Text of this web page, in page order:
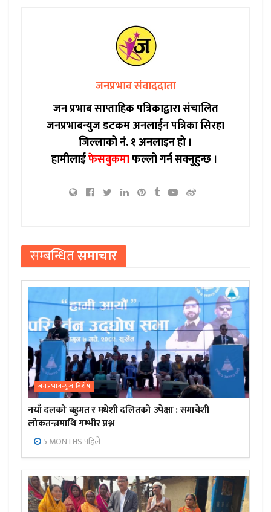
जनप्रभाव संवाददाता
जन प्रभाब साप्ताहिक पत्रिकाद्वारा संचालित
जनप्रभाबन्युज डटकम अनलाईन पत्रिका सिरहा
जिल्लाको नं. १ अनलाइन हो ।
हामीलाईफेसबुकमाफल्लो गर्न सक्नुहुन्छ ।
सम्बन्धितसमाचार
जनप्रभाबन्युज विशेष
नयाँ दलको बहुमत र मधेशी दलितको उपेक्षा : समावेशी
लोकतन्त्रमाथि गम्भीर प्रश्न
5 MONTHS पहिले